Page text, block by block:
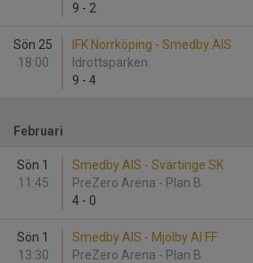
9 - 2
Sön 25
18:00
IFK Norrköping - Smedby AIS
Idrottsparken
9 - 4
Februari
Sön 1
11:45
Smedby AIS - Svärtinge SK
PreZero Arena - Plan B
4 - 0
Sön 1
13:30
Smedby AIS - Mjölby AI FF
PreZero Arena - Plan B